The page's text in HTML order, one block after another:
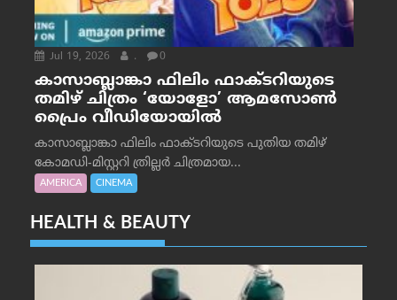
Jul 19, 2026 . 0
കാസാബ്ലാങ്കാ ഫിലിം ഫാക്ടറിയുടെ
തമിഴ് ചിത്രം ‘യോളോ’ ആമസോൺ
പ്രൈം വീഡിയോയിൽ
കാസാബ്ലാങ്കാ ഫിലിം ഫാക്ടറിയുടെ പുതിയ തമിഴ്
കോമഡി-മിസ്റ്ററി ത്രില്ലർ ചിത്രമായ...
AMERICA CINEMA
HEALTH & BEAUTY